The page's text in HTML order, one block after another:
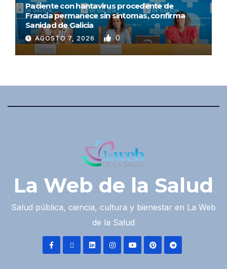
Paciente con hantavirus procedente de
Francia permanece sin síntomas, confirma
Sanidad de Galicia
AGOSTO 7, 2026 0
La Web de la Salud
Salud pública, ciencia, cultura y bienestar en La Web
de la Salud